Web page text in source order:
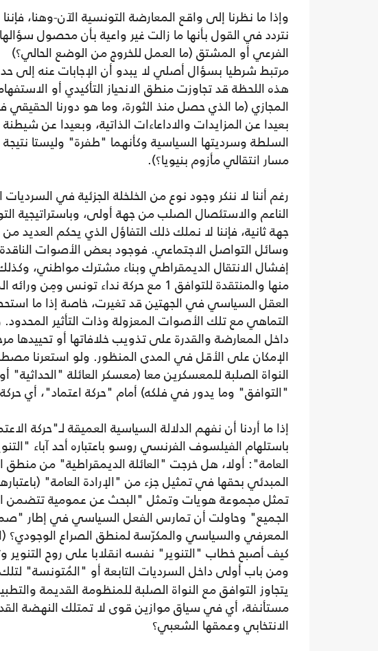
وإذا ما نظرنا إلى واقع المعارضة التونسية الآن-وهنا،
نتردد في القول بأنها ما زالت غير واعية بأن محصول سؤالها
الفرعي أو المشتق (ما العمل للخروج من الوضع الحالي؟)
مرتبط شرطيا بسؤال أصلي لا يبدو أن الإجابات عنه إلى حد
هذه اللحظة قد تجاوزت منطق الانحياز التأكيدي أو
المجازي (ما الذي حصل منذ الثورة، وما هو دورنا الحقيقي
بعيدا عن المزايدات والاداعاءات الذاتية، وبعيدا عن شيطنة
السلطة وسرديتها السياسية وكأنهما "طفرة" وليستا نتيجة
مسار انتقالي مأزوم بنيويا؟).
رغم أننا لا ننكر وجود نوع من الخلخلة الجزئية في
الناعم والاستئصال الصلب من جهة أولى، وباستراتيجية
جهة ثانية، فإننا لا نملك ذلك التفاؤل الذي يحكم
وسائل التواصل الاجتماعي. فوجود بعض الأصوات
إفشال الانتقال الديمقراطي وبناء مشترك مواطني،
منها والمنتقدة للتوافق 1 مع حركة نداء
العقل السياسي في الجهتين قد تغيرت، خاصة إذا ما
التماهي مع تلك الأصوات المعزولة وذات التأثير المحدود.
داخل المعارضة والقدرة على تذويب خلافاتها أو تحييدها
الإمكان على الأقل في المدى المنظور. ولو استعرنا
النواة الصلبة للمعسكرين معا (معسكر العائلة
"التوافق" وما يدور في فلكه) أمام "حركة اعتماد"، أي
إذا ما أردنا أن نفهم الدلالة السياسية العميقة لـ"حركة
باستلهام الفيلسوف الفرنسي روسو باعتباره أحد آباء
العامة": أولا، هل خرجت "العائلة الديمقراطية" من منطق
المبدئي بحقها في تمثيل جزء من "الإرادة العامة"
تمثل مجموعة هويات وتمثل "البحث عن عمومية تتضمن
الجميع" وحاولت أن تمارس الفعل السياسي في إطار
المعرفي والسياسي والمكرّسة لمنطق الصراع الوجودي؟
كيف أصبح خطاب "التنوير" نفسه انقلابا على روح التنوير
ومن باب أولى داخل السرديات التابعة أو "المُتونسة"
يتجاوز التوافق مع النواة الصلبة للمنظومة القديمة
مستأنفة، أي في سياق موازين قوى لا تمتلك النهضة
الانتخابي وعمقها الشعبي؟